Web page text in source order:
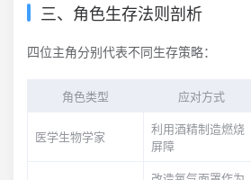
三、角色生存法则剖析
四位主角分别代表不同生存策略：
角色类型 应对方式
医学生物学家
利用酒精制造燃烧
屏障